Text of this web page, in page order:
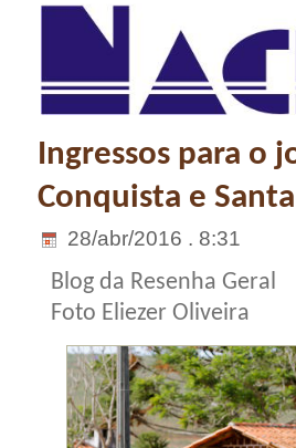
Ingressos para o
Conquista e
28/abr/2016 . 8:31
Blog da Resenha Geral
Foto Eliezer Oliveira